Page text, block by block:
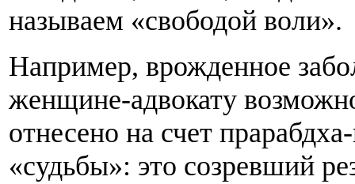
называем «свободой воли».
Например, врожденное
женщине-адвокату
отнесено на счет
«судьбы»: это созревший